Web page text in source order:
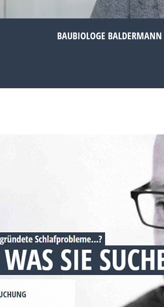
BAUBIOLOGE BALDERMANN